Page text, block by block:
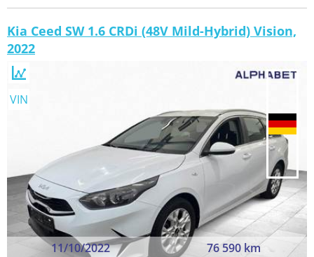
Kia Ceed SW 1.6 CRDi (48V Mild-Hybrid) Vision,
2022
11/10/2022
76 590 km
VIN